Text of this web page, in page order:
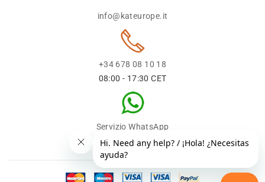
info@kateurope.it
+34 678 08 10 18
08:00 - 17:30 CET
Servizio WhatsApp
+34 678 08 1018